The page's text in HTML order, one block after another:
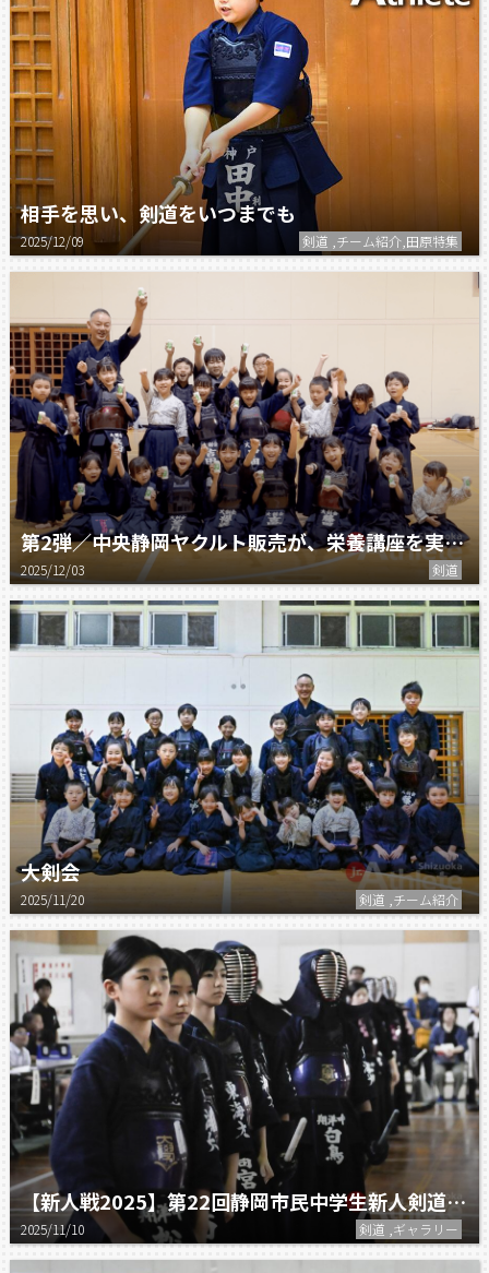
相手を思い、剣道をいつまでも
2025/12/09 剣道 ,チーム紹介,田原特集
第2弾／中央静岡ヤクルト販売が、栄養講座を実施！
2025/12/03 剣道
大剣会
2025/11/20 剣道 ,チーム紹介
【新人戦2025】第22回静岡市民中学生新人剣道大会
2025/11/10 剣道 ,ギャラリー